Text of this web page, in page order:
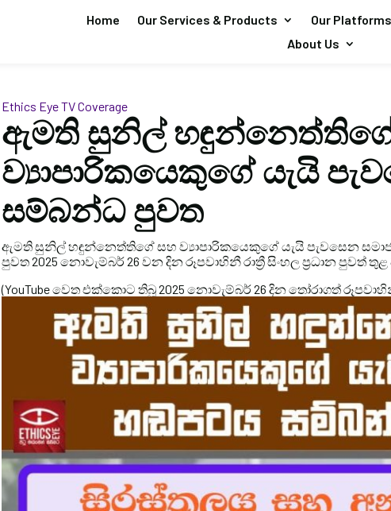
Home Our Services & Products Our Platforms
About Us
Ethics EyeTV Coverage
ඇමති සුනිල්
ව්‍යාපාරිකයෙකුගේ යැයි
සම්බන්ධ පුවත
ඇමති සුනිල් හඳුන්නෙත්තිගේ සහ ව්‍යාපාරිකයෙකුගේ යැයි පැවසෙන
පුවත 2025 නොවැම්බර් 26 වන දින රූපවාහිනී රාත්‍රී සිංහල ප්‍රධාන පුවත්
(YouTube වෙත එක්කොට තිබූ 2025 නොවැම්බර් 26 දින තෝරාගත්